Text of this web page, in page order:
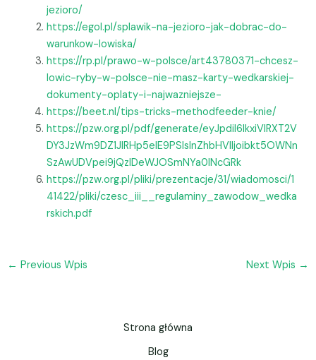
jezioro/
https://egol.pl/splawik-na-jezioro-jak-dobrac-do-
warunkow-lowiska/
https://rp.pl/prawo-w-polsce/art43780371-chcesz-
lowic-ryby-w-polsce-nie-masz-karty-wedkarskiej-
dokumenty-oplaty-i-najwazniejsze-
https://beet.nl/tips-tricks-methodfeeder-knie/
https://pzw.org.pl/pdf/generate/eyJpdiI6IkxiVlRXT2V
DY3JzWm9DZ1JlRHp5elE9PSIsInZhbHVlIjoibkt5OWNn
SzAwUDVpei9jQzlDeWJOSmNYa0lNcGRk
https://pzw.org.pl/pliki/prezentacje/31/wiadomosci/1
41422/pliki/czesc_iii__regulaminy_zawodow_wedka
rskich.pdf
← Previous Wpis Next Wpis →
Strona główna
Blog